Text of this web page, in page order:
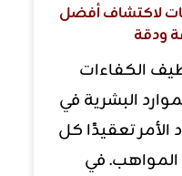
لاكتشاف أفضل
ودقة
الكفاءات
البشرية في
الأمر تعقيدًا كل
في